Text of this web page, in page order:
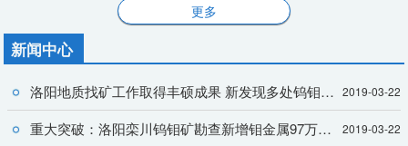
更多
新闻中心
洛阳地质找矿工作取得丰硕成果 新发现多处钨钼等矿藏资源 2019-03-22
重大突破：洛阳栾川钨钼矿勘查新增钼金属97万吨、三氧化钨94万吨 2019-03-22